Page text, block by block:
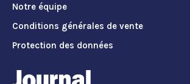
Notre équipe
Conditions générales de vente
Protection des données